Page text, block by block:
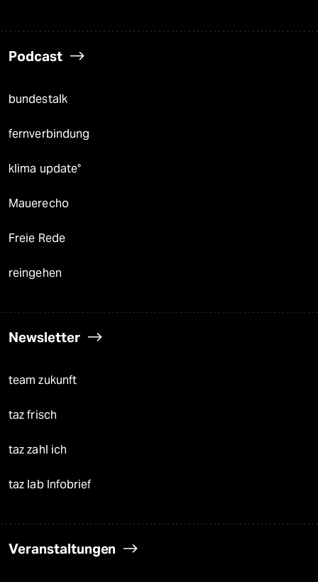
Podcast
bundestalk
fernverbindung
klima update°
Mauerecho
Freie Rede
reingehen
Newsletter
team zukunft
taz frisch
taz zahl ich
taz lab Infobrief
Veranstaltungen